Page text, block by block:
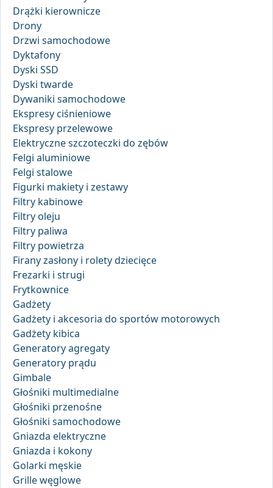
Drążki kierownicze
Drony
Drzwi samochodowe
Dyktafony
Dyski SSD
Dyski twarde
Dywaniki samochodowe
Ekspresy ciśnieniowe
Ekspresy przelewowe
Elektryczne szczoteczki do zębów
Felgi aluminiowe
Felgi stalowe
Figurki makiety i zestawy
Filtry kabinowe
Filtry oleju
Filtry paliwa
Filtry powietrza
Firany zasłony i rolety dziecięce
Frezarki i strugi
Frytkownice
Gadżety
Gadżety i akcesoria do sportów motorowych
Gadżety kibica
Generatory agregaty
Generatory prądu
Gimbale
Głośniki multimedialne
Głośniki przenośne
Głośniki samochodowe
Gniazda elektryczne
Gniazda i kokony
Golarki męskie
Grille węglowe